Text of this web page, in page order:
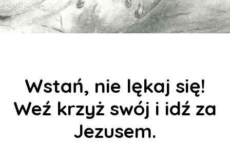
Wstań, nie lękaj się!
Weź krzyż swój i idź za
Jezusem.